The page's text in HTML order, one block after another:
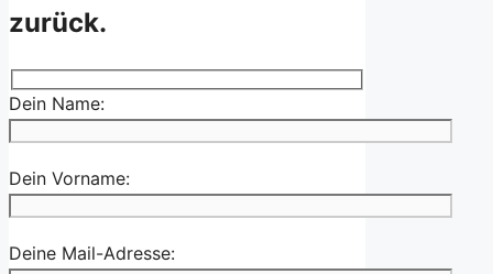
zurück.
Dein Name:
Dein Vorname:
Deine Mail-Adresse: